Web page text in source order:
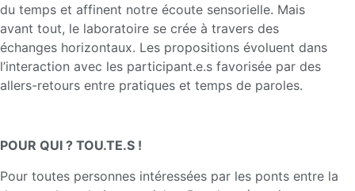
du temps et affinent notre écoute sensorielle. Mais
avant tout, le laboratoire se crée à travers des
échanges horizontaux. Les propositions évoluent dans
l’interaction avec les participant.e.s favorisée par des
allers-retours entre pratiques et temps de paroles.
POUR QUI ? TOU.TE.S !
Pour toutes personnes intéressées par les ponts entre la